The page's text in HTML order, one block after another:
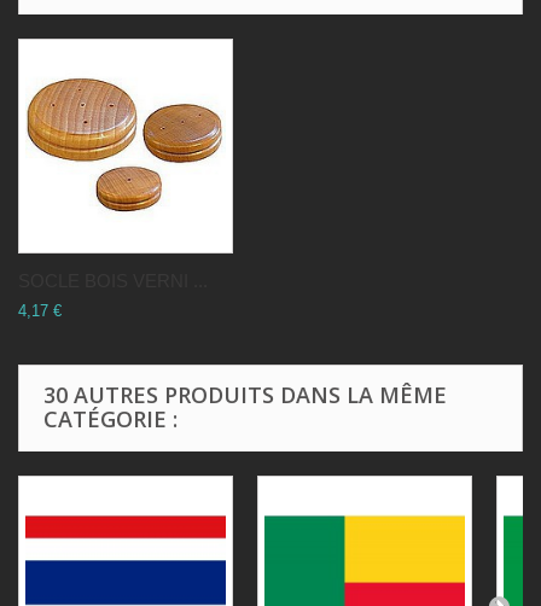
4,17 €
30 AUTRES PRODUITS DANS LA MÊME
CATÉGORIE :